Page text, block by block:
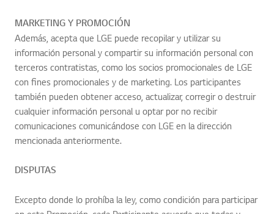
MARKETING Y PROMOCIÓN
Además, acepta que LGE puede recopilar y utilizar su
información personal y compartir su información personal con
terceros contratistas, como los socios promocionales de LGE
con fines promocionales y de marketing. Los participantes
también pueden obtener acceso, actualizar, corregir o destruir
cualquier información personal u optar por no recibir
comunicaciones comunicándose con LGE en la dirección
mencionada anteriormente.
DISPUTAS
Excepto donde lo prohíba la ley, como condición para participar